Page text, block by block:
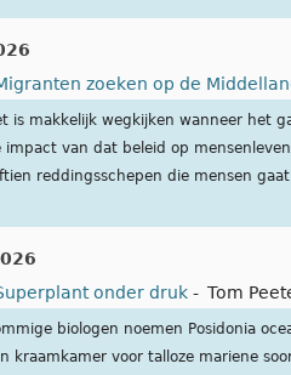
zoeken op de
is makkelijk wegkijken wanneer het
impact van dat beleid op
reddingsschepen die mensen
onder druk - Tom
biologen noemen Posidonia
kraamkamer voor talloze mariene